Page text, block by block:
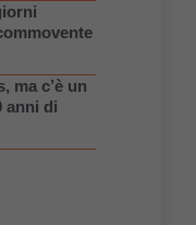
ma c’è un
anni di